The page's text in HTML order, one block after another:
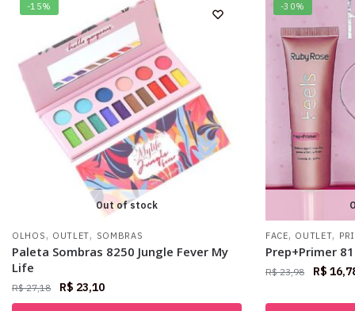
-15%
Out of stock
OLHOS , OUTLET, SOMBRAS
Paleta Sombras 8250 Jungle Fever My
Life
R$27,18 R$ 23,10
-30%
FACE, OUTLET,
Prep+Primer
R$23,98 R$